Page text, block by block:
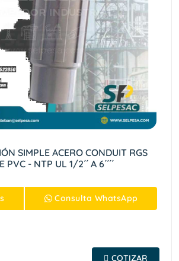
SIMPLE ACERO CONDUIT RGS
PVC - NTP UL 1/2´´ A 6´´´´
Consulta WhatsApp
COTIZAR